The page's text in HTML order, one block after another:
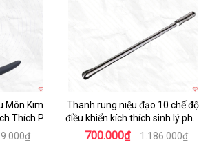
Môn Kim
Thích P
Thanh rung niệu đạo 10 chế độ
điều khiển kích thích sinh lý phái
mạnh LGBT
700.000₫ 1.186.000₫